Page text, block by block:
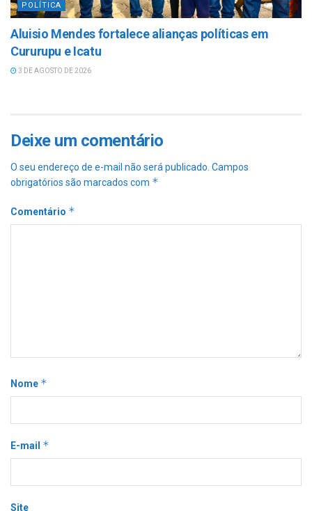
POLÍTICA
Aluisio Mendes fortalece alianças políticas em
Cururupu e Icatu
3 DE AGOSTO DE 2026
Deixe um comentário
O seu endereço de e-mail não será publicado. Campos
obrigatórios são marcados com *
Comentário *
Nome *
E-mail *
Site